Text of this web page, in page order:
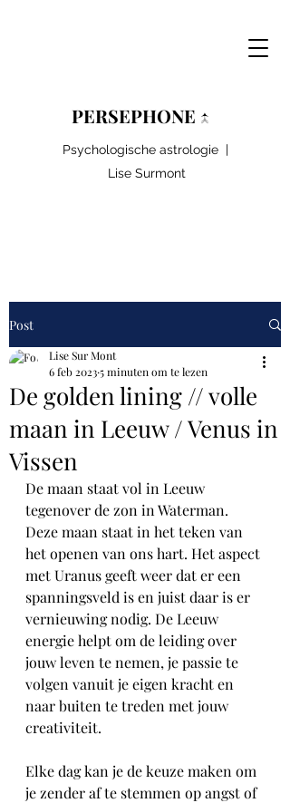
PERSEPHONE ↑
Psychologische astrologie |
Lise Surmont
Post
De golden lining // volle
maan in Leeuw / Venus in
Vissen
Lise Sur Mont
6 feb 20235 minuten om te lezen
De maan staat vol in Leeuw
tegenover de zon in Waterman.
Deze maan staat in het teken van
het openen van ons hart. Het aspect
met Uranus geeft weer dat er een
spanningsveld is en juist daar is er
vernieuwing nodig. De Leeuw
energie helpt om de leiding over
jouw leven te nemen, je passie te
volgen vanuit je eigen kracht en
naar buiten te treden met jouw
creativiteit.
Elke dag kan je de keuze maken om
je zender af te stemmen op angst of